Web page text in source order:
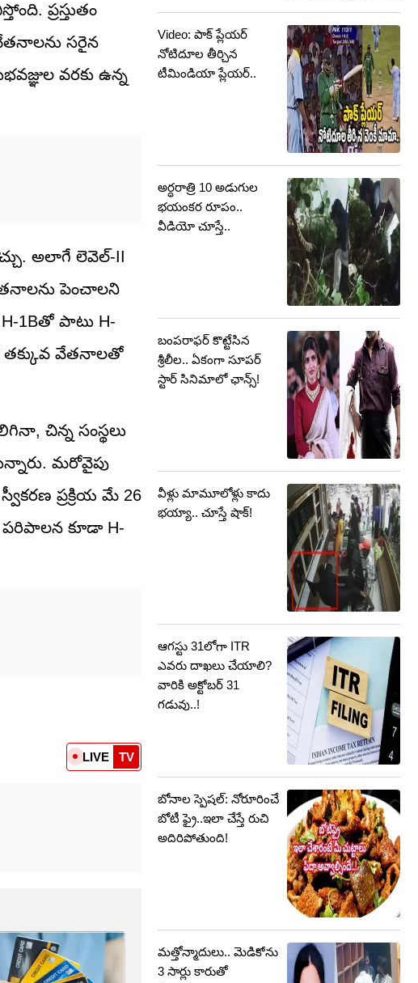
ప్రస్తుతం
సరైన
వరకు ఉన్న
అలాగే లెవెల్-II
వేతనాలను పెంచాలని
1Bతో పాటు H-
తక్కువ వేతనాలతో
చిన్న సంస్థలు
మరోవైపు
ప్రక్రియ మే 26
పరిపాలన కూడా H-
LIVE TV
Video: పాక్ ప్లేయర్
నోటిదూల తీర్చిన
టీమిండియా ప్లేయర్..
అర్ధరాత్రి 10 అడుగుల
భయంకర రూపం..
వీడియో చూస్తే..
బంపరాఫర్ కొట్టేసిన
శ్రీలీల.. ఏకంగా సూపర్
స్టార్ సినిమాలో ఛాన్స్!
వీళ్లు మామూలోళ్లు కాదు
భయ్యా.. చూస్తే షాక్!
ఆగస్టు 31లోగా ITR
ఎవరు దాఖలు చేయాలి?
వారికి అక్టోబర్‌ 31
గడువు..!
బోనాల స్పెషల్: నోరూరించే
బోటీ ఫ్రై..ఇలా చేస్తే రుచి
అదిరిపోతుంది!
మత్తోన్మాదులు.. మెడికోను
3 సార్లు కారుతో